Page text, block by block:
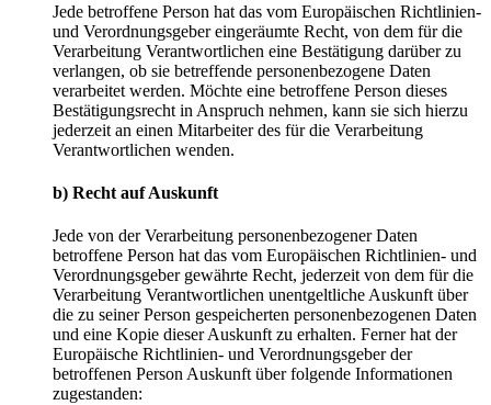
Jede betroffene Person hat das vom Europäischen Richtlinien-
und Verordnungsgeber eingeräumte Recht, von dem für die
Verarbeitung Verantwortlichen eine Bestätigung darüber zu
verlangen, ob sie betreffende personenbezogene Daten
verarbeitet werden. Möchte eine betroffene Person dieses
Bestätigungsrecht in Anspruch nehmen, kann sie sich hierzu
jederzeit an einen Mitarbeiter des für die Verarbeitung
Verantwortlichen wenden.
b) Recht auf Auskunft
Jede von der Verarbeitung personenbezogener Daten
betroffene Person hat das vom Europäischen Richtlinien- und
Verordnungsgeber gewährte Recht, jederzeit von dem für die
Verarbeitung Verantwortlichen unentgeltliche Auskunft über
die zu seiner Person gespeicherten personenbezogenen Daten
und eine Kopie dieser Auskunft zu erhalten. Ferner hat der
Europäische Richtlinien- und Verordnungsgeber der
betroffenen Person Auskunft über folgende Informationen
zugestanden: